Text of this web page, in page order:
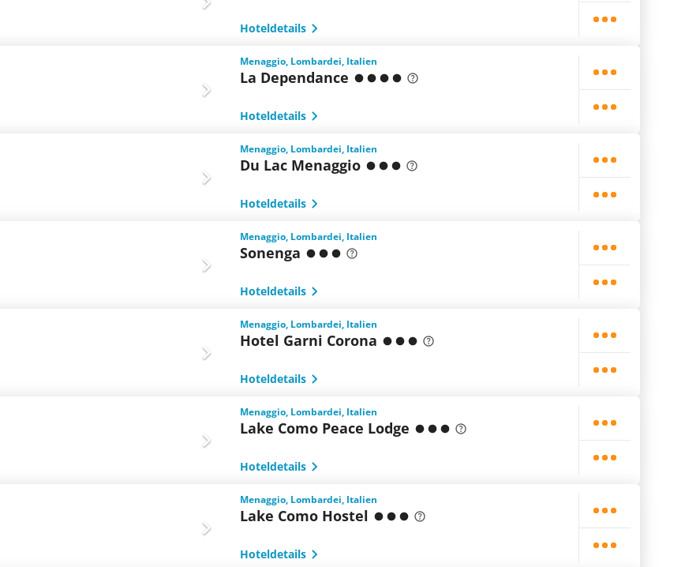
Hoteldetails
Menaggio, Lombardei, Italien
La Dependance
Hoteldetails
Menaggio, Lombardei, Italien
Du Lac Menaggio
Hoteldetails
Menaggio, Lombardei, Italien
Sonenga
Hoteldetails
Menaggio, Lombardei, Italien
Hotel Garni Corona
Hoteldetails
Menaggio, Lombardei, Italien
Lake Como Peace Lodge
Hoteldetails
Menaggio, Lombardei, Italien
Lake Como Hostel
Hoteldetails